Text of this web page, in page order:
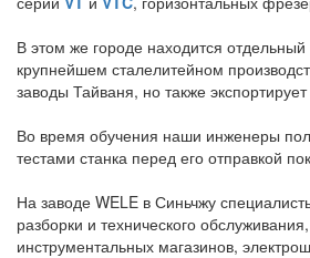
В этом же городе находится
крупнейшем сталелитейном
заводы Тайваня, но также
Во время обучения наши инженеры
тестами станка перед его отправкой
На заводе WELE в Синьчжу
разборки и технического
инструментальных магазинов,